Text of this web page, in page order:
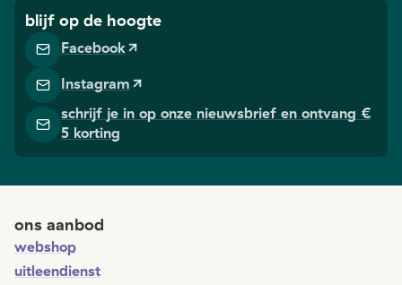
blijf op de hoogte
Facebook
Instagram
schrijf je in op onze nieuwsbrief en ontvang €
5 korting
ons aanbod
webshop
uitleendienst